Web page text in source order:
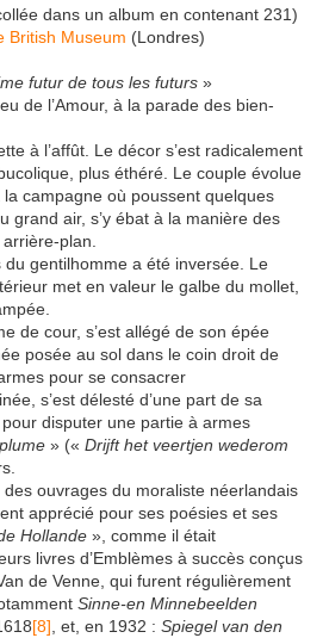
dans un album en contenant 231)
British Museum (Londres)
futur de tous les futurs »
de l’Amour, à la parade des bien-
à l’affût. Le décor s’est radicalement
plus éthéré. Le couple évolue
campagne où poussent quelques
grand air, s’y ébat à la manière des
plan.
gentilhomme a été inversée. Le
met en valeur le galbe du mollet,
de cour, s’est allégé de son épée
posée au sol dans le coin droit de
pour se consacrer
s’est délesté d’une part de sa
disputer une partie à armes
» (« Drijft het veertjen wederom
ouvrages du moraliste néerlandais
apprécié pour ses poésies et ses
Hollande », comme il était
livres d’Emblèmes à succès conçus
de Venne, qui furent régulièrement
Sinne-en Minnebeelden
[8] , et, en 1932 : Spiegel van den